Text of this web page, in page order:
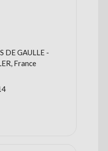
DE GAULLE -
France